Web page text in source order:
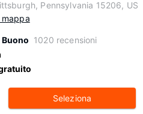
Pennsylvania 15206, US
Buono 1020 recensioni
Seleziona